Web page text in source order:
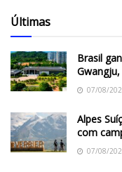
Últimas
Brasil
07/08/
Alpes
com
07/08/